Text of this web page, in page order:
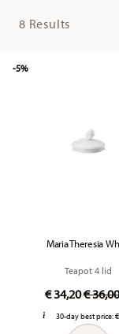
8 Results
Maria Theresia
Teapot 4 lid
€ 34,20Price
€ 36,00
30-day best price:
-5%